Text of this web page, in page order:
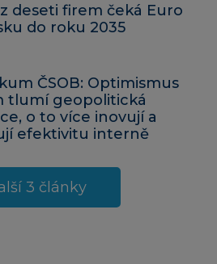
deseti firem čeká Euro
do roku 2035​
ČSOB: Optimismus
tlumí geopolitická
o to více inovují a
efektivitu interně
3 články